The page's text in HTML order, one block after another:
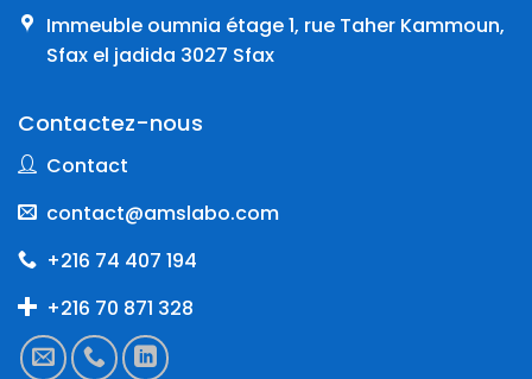
Immeuble oumnia étage 1, rue Taher Kammoun,
Sfax el jadida 3027 Sfax
Contactez-nous
Contact
contact@amslabo.com
+216 74 407 194
+216 70 871 328